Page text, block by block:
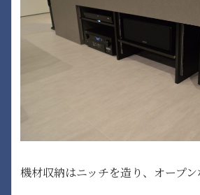
機材収納はニッチを造り、オープン